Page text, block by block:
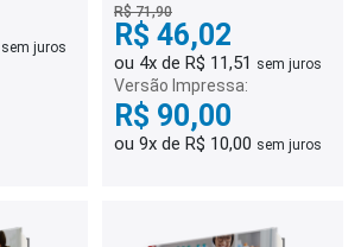
sem juros
R$ 71,90
R$ 46,02
ou 4x de R$ 11,51 sem juros
Versão Impressa:
R$ 90,00
ou 9x de R$ 10,00 sem juros